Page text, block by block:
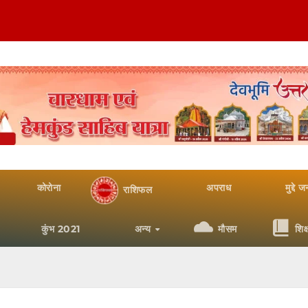
कोरोना राशिफल अपराध मुद्दे
कुंभ 2021 अन्य मौसम